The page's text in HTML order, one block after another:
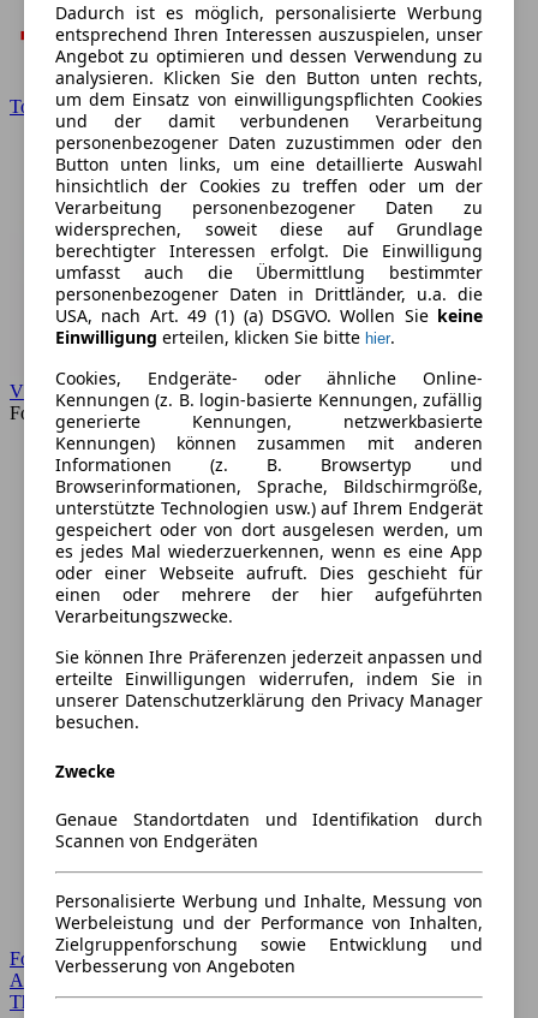
Toyota
VW
Forum
Forum Startseite
Alle Auto-Foren
Themen-Forum
Dadurch ist es möglich, personalisierte Werbung
entsprechend Ihren Interessen auszuspielen, unser
Angebot zu optimieren und dessen Verwendung zu
analysieren. Klicken Sie den Button unten rechts,
um dem Einsatz von einwilligungspflichten Cookies
und der damit verbundenen Verarbeitung
personenbezogener Daten zuzustimmen oder den
Button unten links, um eine detaillierte Auswahl
hinsichtlich der Cookies zu treffen oder um der
Verarbeitung personenbezogener Daten zu
widersprechen, soweit diese auf Grundlage
berechtigter Interessen erfolgt. Die Einwilligung
umfasst auch die Übermittlung bestimmter
personenbezogener Daten in Drittländer, u.a. die
USA, nach Art. 49 (1) (a) DSGVO. Wollen Sie keine
Einwilligung erteilen, klicken Sie bitte hier.
Cookies, Endgeräte- oder ähnliche Online-
Kennungen (z. B. login-basierte Kennungen, zufällig
generierte Kennungen, netzwerkbasierte
Kennungen) können zusammen mit anderen
Informationen (z. B. Browsertyp und
Browserinformationen, Sprache, Bildschirmgröße,
unterstützte Technologien usw.) auf Ihrem Endgerät
gespeichert oder von dort ausgelesen werden, um
es jedes Mal wiederzuerkennen, wenn es eine App
oder einer Webseite aufruft. Dies geschieht für
einen oder mehrere der hier aufgeführten
Verarbeitungszwecke.
Sie können Ihre Präferenzen jederzeit anpassen und
erteilte Einwilligungen widerrufen, indem Sie in
unserer Datenschutzerklärung den Privacy Manager
besuchen.
Zwecke
Genaue Standortdaten und Identifikation durch
Scannen von Endgeräten
Personalisierte Werbung und Inhalte, Messung von
Werbeleistung und der Performance von Inhalten,
Zielgruppenforschung sowie Entwicklung und
Verbesserung von Angeboten